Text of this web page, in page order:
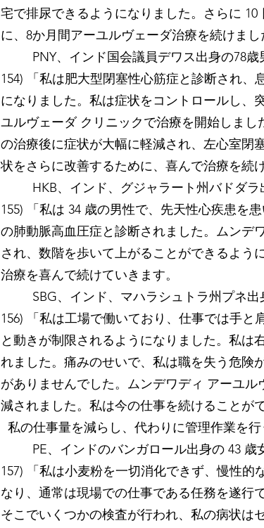
宅で排尿できるようになりました。さらに
に、8か月間アーユルヴェーダ治療を続けまし
PNY、インド国会議員デワス出身の78歳
154) 「私は肥大型閉塞性心筋症と診断され
になりました。私は症状をコントロールし、
ユルヴェーダ クリニックで治療を開始しま
の治療後に症状が大幅に軽減され、左心室閉
状をさらに改善するために、喜んで治療を続
HKB、インド、グジャラート州バドダラ
155) 「私は 34 歳の男性で、先天性心疾患を
の肺動脈高血圧症と診断されました。ムンデ
され、数階を歩いて上がることができるよう
治療を喜んで続けていきます。
SBG、インド、マハラシュトラ州プネ出
156) 「私は工場で働いており、仕事では手
と動きが制限されるようになりました。私は
れました。痛みのせいで、私は職を失う危険
がありませんでした。ムンデワディ アーユ
減されました。私は今の仕事を続けることが
私の仕事量を減らし、代わりに管理作業を行
PE、インドのバンガロール出身の 43 歳女
157) 「私は小麦粉を一切消化できず、慢性
なり、通常は現場での仕事である任務を遂行
そこでいくつかの検査が行われ、私の病状は